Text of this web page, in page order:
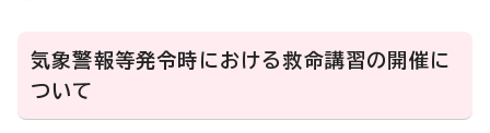
気象警報等発令時における救命講習の開催に
ついて